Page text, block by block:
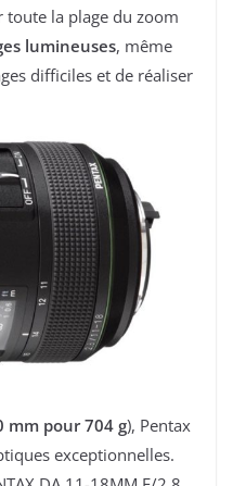
toute la plage du zoom
lumineuses, même
difficiles et de réaliser
mm pour 704 g), Pentax
exceptionnelles.